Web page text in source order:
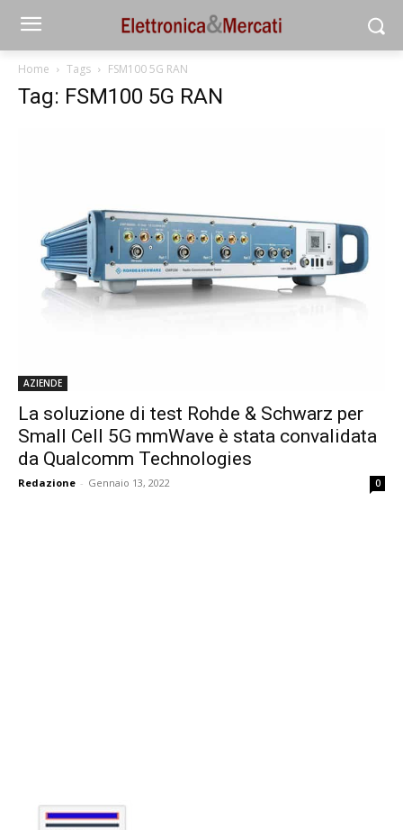
Home Tags FSM100 5G RAN
Tag: FSM100 5G RAN
AZIENDE
La soluzione di test Rohde & Schwarz per
Small Cell 5G mmWave è stata convalidata
da Qualcomm Technologies
Redazione - Gennaio 13, 2022 0